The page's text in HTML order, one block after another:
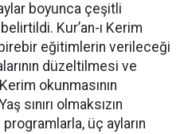
boyunca çeşitli
Kur’an-ı Kerim
eğitimlerin verileceği
düzeltilmesi ve
okunmasının
sınırı olmaksızın
üç ayların